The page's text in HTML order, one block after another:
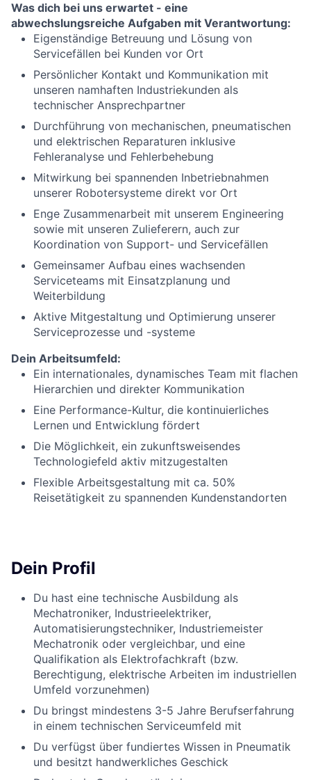
Was dich bei uns erwartet - eine
abwechslungsreiche Aufgaben mit Verantwortung:
Eigenständige Betreuung und Lösung von
Servicefällen bei Kunden vor Ort
Persönlicher Kontakt und Kommunikation mit
unseren namhaften Industriekunden als
technischer Ansprechpartner
Durchführung von mechanischen, pneumatischen
und elektrischen Reparaturen inklusive
Fehleranalyse und Fehlerbehebung
Mitwirkung bei spannenden Inbetriebnahmen
unserer Robotersysteme direkt vor Ort
Enge Zusammenarbeit mit unserem Engineering
sowie mit unseren Zulieferern, auch zur
Koordination von Support- und Servicefällen
Gemeinsamer Aufbau eines wachsenden
Serviceteams mit Einsatzplanung und
Weiterbildung
Aktive Mitgestaltung und Optimierung unserer
Serviceprozesse und -systeme
Dein Arbeitsumfeld:
Ein internationales, dynamisches Team mit flachen
Hierarchien und direkter Kommunikation
Eine Performance-Kultur, die kontinuierliches
Lernen und Entwicklung fördert
Die Möglichkeit, ein zukunftsweisendes
Technologiefeld aktiv mitzugestalten
Flexible Arbeitsgestaltung mit ca. 50%
Reisetätigkeit zu spannenden Kundenstandorten
Dein Profil
Du hast eine technische Ausbildung als
Mechatroniker, Industrieelektriker,
Automatisierungstechniker, Industriemeister
Mechatronik oder vergleichbar, und eine
Qualifikation als Elektrofachkraft (bzw.
Berechtigung, elektrische Arbeiten im industriellen
Umfeld vorzunehmen)
Du bringst mindestens 3-5 Jahre Berufserfahrung
in einem technischen Serviceumfeld mit
Du verfügst über fundiertes Wissen in Pneumatik
und besitzt handwerkliches Geschick